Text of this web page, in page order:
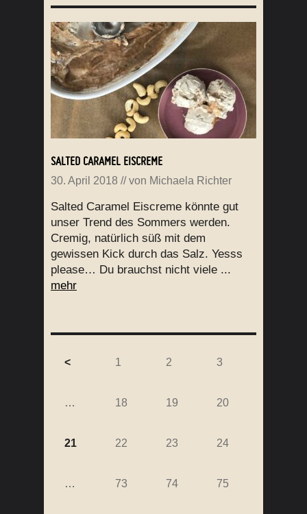
SALTED CARAMEL EISCREME
30. April 2018 // von Michaela Richter
Salted Caramel Eiscreme könnte gut
unser Trend des Sommers werden.
Cremig, natürlich süß mit dem
gewissen Kick durch das Salz. Yesss
please… Du brauchst nicht viele ...
mehr
< 1 2 3
… 18 19 20
21 22 23 24
… 73 74 75